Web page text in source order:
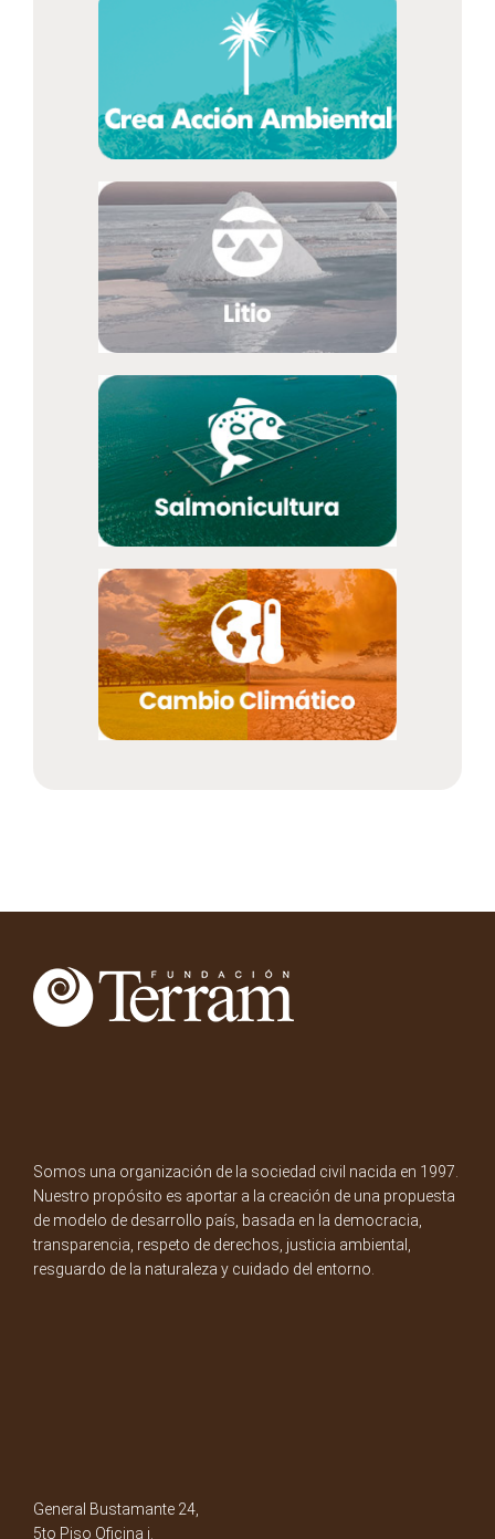
Somos una organización de la sociedad civil nacida en 1997.
Nuestro propósito es aportar a la creación de una propuesta
de modelo de desarrollo país, basada en la democracia,
transparencia, respeto de derechos, justicia ambiental,
resguardo de la naturaleza y cuidado del entorno.
General Bustamante 24,
5to Piso Oficina i.